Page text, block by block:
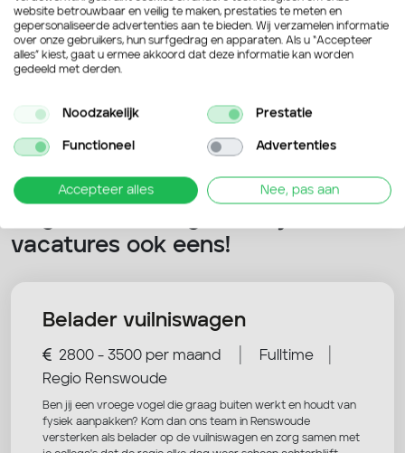
Verstuur je sollicitatie
vacatures ook eens!
Belader vuilniswagen
2800 - 3500 per maand Fulltime
Regio Renswoude
Ben jij een vroege vogel die graag buiten werkt en houdt van
fysiek aanpakken? Kom dan ons team in Renswoude
versterken als belader op de vuilniswagen en zorg samen met
website betrouwbaar en veilig te maken, prestaties te meten en
gepersonaliseerde advertenties aan te bieden. Wij verzamelen informatie
over onze gebruikers, hun surfgedrag en apparaten. Als u “Accepteer
alles” kiest, gaat u ermee akkoord dat deze informatie kan worden
gedeeld met derden.
Noodzakelijk Prestatie
Functioneel Advertenties
Accepteer alles Nee, pas aan